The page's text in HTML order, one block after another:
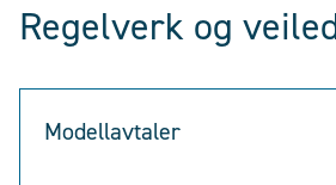
Regelverk og
Modellavtaler